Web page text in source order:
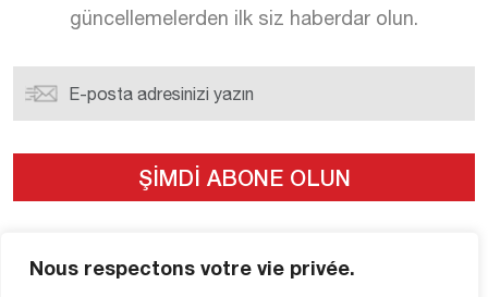
Nous respectons votre vie privée.
güncellemelerden ilk siz haberdar olun.